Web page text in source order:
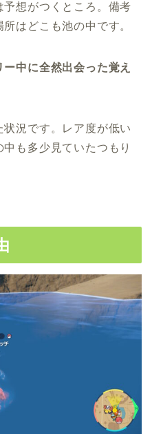
想がつくところ。備考
はどこも池の中です。
ー中に全然出会った覚え
況です。レア度が低い
も多少見ていたつもり